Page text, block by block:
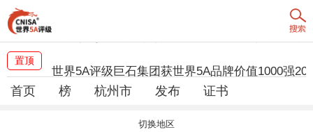
置顶
中国水利工程协会高质量发展获5A级大美无度评
世界5A评级巨石集团获世界5A品牌价值1000强
大美无度高质量榜评级将公布江西100强
首页 榜 杭州市 发布 证书
切换地区